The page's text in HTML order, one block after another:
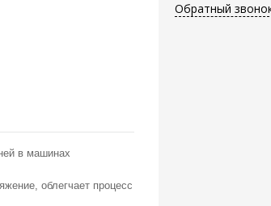
Обратный
в машинах
облегчает процесс